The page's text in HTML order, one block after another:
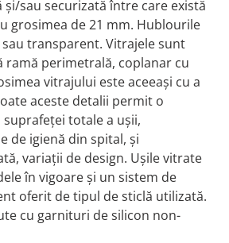
sau securizată între care există
grosimea de 21 mm. Hublourile
transparent. Vitrajele sunt
ramă perimetrală, coplanar cu
vitrajului este aceeași cu a
aceste detalii permit o
totale a ușii,
de igienă din spital, și
variații de design. Ușile vitrate
în vigoare și un sistem de
oferit de tipul de sticlă utilizată.
cu garnituri de silicon non-